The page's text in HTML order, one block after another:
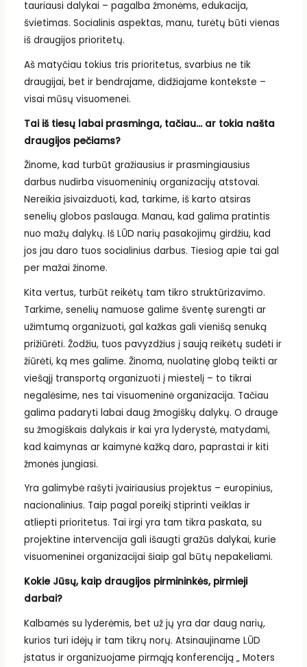
tauriausi dalykai – pagalba žmonėms, edukacija,
švietimas. Socialinis aspektas, manu, turėtų būti vienas
iš draugijos prioritetų.
Aš matyčiau tokius tris prioritetus, svarbius ne tik
draugijai, bet ir bendrajame, didžiajame kontekste –
visai mūsų visuomenei.
Tai iš tiesų labai prasminga, tačiau… ar tokia našta
draugijos pečiams?
Žinome, kad turbūt gražiausius ir prasmingiausius
darbus nudirba visuomeninių organizacijų atstovai.
Nereikia įsivaizduoti, kad, tarkime, iš karto atsiras
senelių globos paslauga. Manau, kad galima pratintis
nuo mažų dalykų. Iš LŪD narių pasakojimų girdžiu, kad
jos jau daro tuos socialinius darbus. Tiesiog apie tai gal
per mažai žinome.
Kita vertus, turbūt reikėtų tam tikro struktūrizavimo.
Tarkime, senelių namuose galime šventę surengti ar
užimtumą organizuoti, gal kažkas gali vienišą senuką
prižiūrėti. Žodžiu, tuos pavyzdžius į saują reikėtų sudėti ir
žiūrėti, ką mes galime. Žinoma, nuolatinę globą teikti ar
viešąjį transportą organizuoti į miestelį – to tikrai
negalėsime, nes tai visuomeninė organizacija. Tačiau
galima padaryti labai daug žmogiškų dalykų. O drauge
su žmogiškais dalykais ir kai yra lyderystė, matydami,
kad kaimynas ar kaimynė kažką daro, paprastai ir kiti
žmonės jungiasi.
Yra galimybė rašyti įvairiausius projektus – europinius,
nacionalinius. Taip pagal poreikį stiprinti veiklas ir
atliepti prioritetus. Tai irgi yra tam tikra paskata, su
projektine intervencija gali išaugti gražūs dalykai, kurie
visuomeninei organizacijai šiaip gal būtų nepakeliami.
Kokie Jūsų, kaip draugijos pirmininkės, pirmieji
darbai?
Kalbamės su lyderėmis, bet už jų yra dar daug narių,
kurios turi idėjų ir tam tikrų norų. Atsinaujiname LŪD
įstatus ir organizuojame pirmąją konferenciją „ Moters